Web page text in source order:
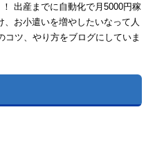
出産までに自動化で月5000円稼
お小遣いを増やしたいなって人
ツ、やり方をブログにしていま